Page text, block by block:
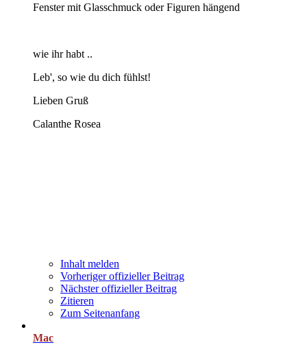
Fenster mit Glasschmuck oder Figuren hängend
wie ihr habt ..
Leb', so wie du dich fühlst!
Lieben Gruß
Calanthe Rosea
Inhalt melden
Vorheriger offizieller Beitrag
Nächster offizieller Beitrag
Zitieren
Zum Seitenanfang
Mac